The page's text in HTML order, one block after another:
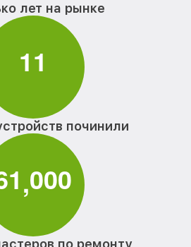
лет на рынке
11
починили
1,000
по ремонту